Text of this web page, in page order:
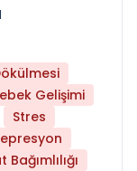
Gelişimi
Stres
Bağımlılığı